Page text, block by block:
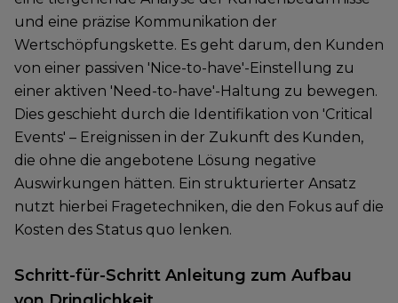
und eine präzise Kommunikation der
Wertschöpfungskette. Es geht darum, den Kunden
von einer passiven 'Nice-to-have'-Einstellung zu
einer aktiven 'Need-to-have'-Haltung zu bewegen.
Dies geschieht durch die Identifikation von 'Critical
Events' – Ereignissen in der Zukunft des Kunden,
die ohne die angebotene Lösung negative
Auswirkungen hätten. Ein strukturierter Ansatz
nutzt hierbei Fragetechniken, die den Fokus auf die
Kosten des Status quo lenken.
Schritt-für-Schritt Anleitung zum Aufbau